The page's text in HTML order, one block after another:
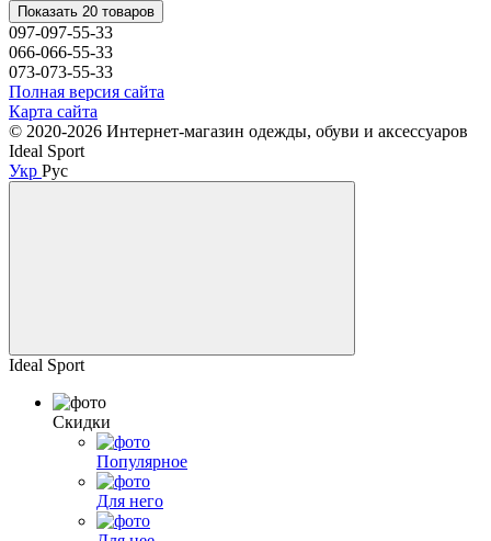
Показать 20 товаров
097-097-55-33
066-066-55-33
073-073-55-33
Полная версия сайта
Карта сайта
© 2020-2026 Интернет-магазин одежды, обуви и аксессуаров
Ideal Sport
Укр Рус
Ideal Sport
Скидки
Популярное
Для него